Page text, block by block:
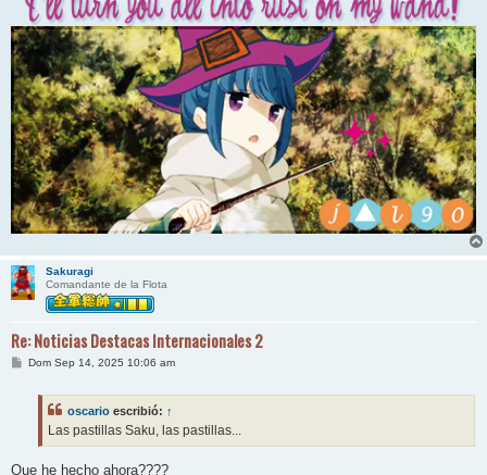
Sakuragi
Comandante de la Flota
Re: Noticias Destacas Internacionales 2
MDom Sep 14, 2025 10:06 am
oscario escribió: ↑
Las pastillas Saku, las pastillas...
Que he hecho ahora????